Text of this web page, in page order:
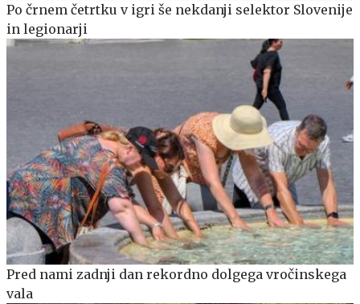
Po črnem četrtku v igri še nekdanji selektor Slovenije
in legionarji
Pred nami zadnji dan rekordno dolgega vročinskega
vala